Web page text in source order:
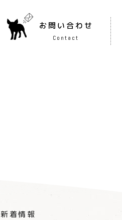
お問い合わせ
Contact
新着情報